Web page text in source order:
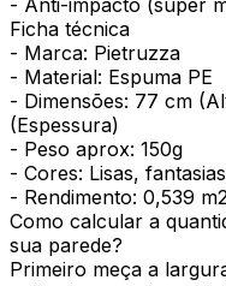
Ficha técnica
- Marca: Pietruzza
- Material: Espuma PE
- Dimensões: 77 cm
(Espessura)
- Peso aprox: 150g
- Cores: Lisas,
- Rendimento: 0,539
Como calcular a
sua parede?
Primeiro meça a